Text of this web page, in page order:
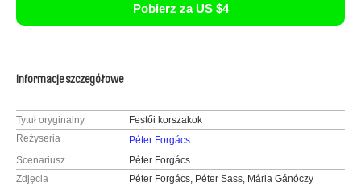
Pobierz za US $4
Informacje szczegółowe
Tytuł oryginalny
Festői korszakok
Reżyseria
Péter Forgács
Scenariusz
Péter Forgács
Zdjęcia
Péter Forgács, Péter Sass, Mária Gánóczy